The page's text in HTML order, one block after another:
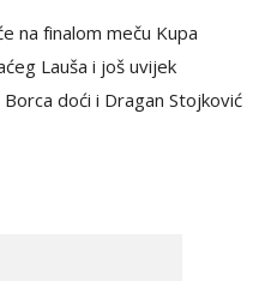
na finalom meču Kupa
Lauša i još uvijek
doći i Dragan Stojković